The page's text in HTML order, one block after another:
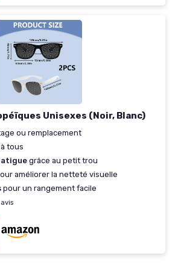
Unisexes (Noir, Blanc)
ou remplacement
tous
grâce au petit trou
améliorer la netteté visuelle
pour un rangement facile
avis